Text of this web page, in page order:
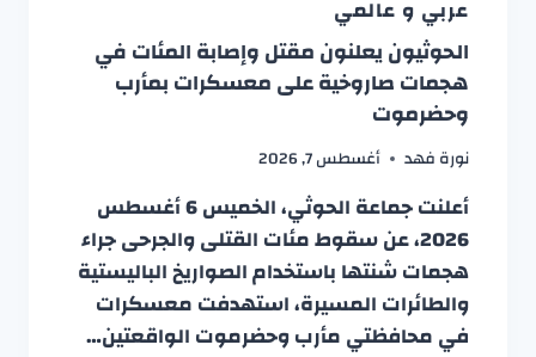
عربي و عالمي
الحوثيون يعلنون مقتل وإصابة المئات في
هجمات صاروخية على معسكرات بمأرب
وحضرموت
نورة فهد أغسطس 7, 2026
أعلنت جماعة الحوثي، الخميس 6 أغسطس
2026، عن سقوط مئات القتلى والجرحى جراء
هجمات شنتها باستخدام الصواريخ الباليستية
والطائرات المسيرة، استهدفت معسكرات
في محافظتي مأرب وحضرموت الواقعتين…